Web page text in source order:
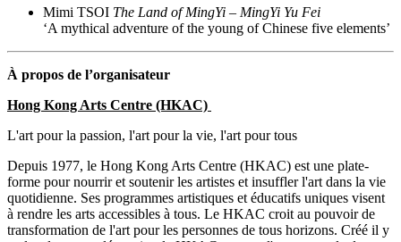
Mimi TSOI The Land of MingYi – MingYi Yu Fei
‘A mythical adventure of the young of Chinese five elements’
À propos de l’organisateur
Hong Kong Arts Centre (HKAC)
L'art pour la passion, l'art pour la vie, l'art pour tous
Depuis 1977, le Hong Kong Arts Centre (HKAC) est une plate-
forme pour nourrir et soutenir les artistes et insuffler l'art dans la vie
quotidienne. Ses programmes artistiques et éducatifs uniques visent
à rendre les arts accessibles à tous. Le HKAC croit au pouvoir de
transformation de l'art pour les personnes de tous horizons. Créé il y